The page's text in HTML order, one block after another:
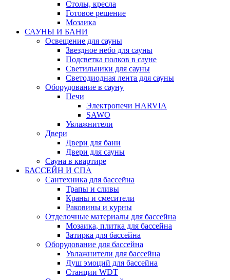
Столы, кресла
Готовое решение
Мозаика
САУНЫ И БАНИ
Освещение для сауны
Звездное небо для сауны
Подсветка полков в сауне
Светильники для сауны
Светодиодная лента для сауны
Оборудование в сауну
Печи
Электропечи HARVIA
SAWO
Увлажнители
Двери
Двери для бани
Двери для сауны
Сауна в квартире
БАССЕЙН И СПА
Сантехника для бассейна
Трапы и сливы
Краны и смесители
Раковины и курны
Отделочные материалы для бассейна
Мозаика, плитка для бассейна
Затирка для бассейна
Оборудование для бассейна
Увлажнители для бассейна
Душ эмоций для бассейна
Станции WDT